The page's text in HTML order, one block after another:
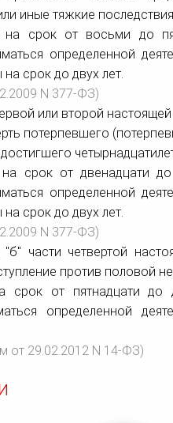
иные тяжкие
срок от восьми до
определенной
срок до двух лет.
N 377-ФЗ)
или второй настоящей
потерпевшего
срок от двенадцати
определенной
срок до двух лет.
N 377-ФЗ)
части четвертой
против половой
срок от пятнадцати
определенной
от 29.02.2012 N 14-ФЗ)